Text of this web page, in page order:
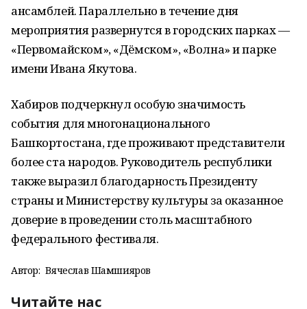
ансамблей. Параллельно в течение дня
мероприятия развернутся в городских парках —
«Первомайском», «Дёмском», «Волна» и парке
имени Ивана Якутова.
Хабиров подчеркнул особую значимость
события для многонационального
Башкортостана, где проживают представители
более ста народов. Руководитель республики
также выразил благодарность Президенту
страны и Министерству культуры за оказанное
доверие в проведении столь масштабного
федерального фестиваля.
Автор: Вячеслав Шамшияров
Читайте нас